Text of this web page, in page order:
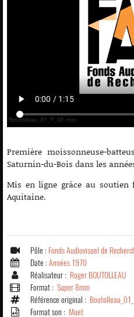
Première moissonneuse-
Saturnin-du-Bois dans les
Mis en ligne grâce au soutien
Aquitaine.
Pôle : Fonds Audiovisuel de
Date : Années 1970
Réalisateur : Roger BOUTOLLEAU
Format : Super 8mm
Référence original :
Format son : Muet